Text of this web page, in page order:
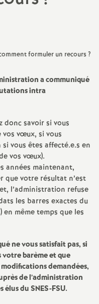
t
i
o
n
a
l
d
s
E
a communiqué
intra
donc savoir si vous
vœux, si vous
vous êtes affecté.e.s en
vos vœux).
années maintenant,
que votre résultat n’est
l’administration refuse
les barres exactes du
même temps que les
ne vous satisfait pas, si
barème et que
demandées,
de l’administration
du SNES-FSU.